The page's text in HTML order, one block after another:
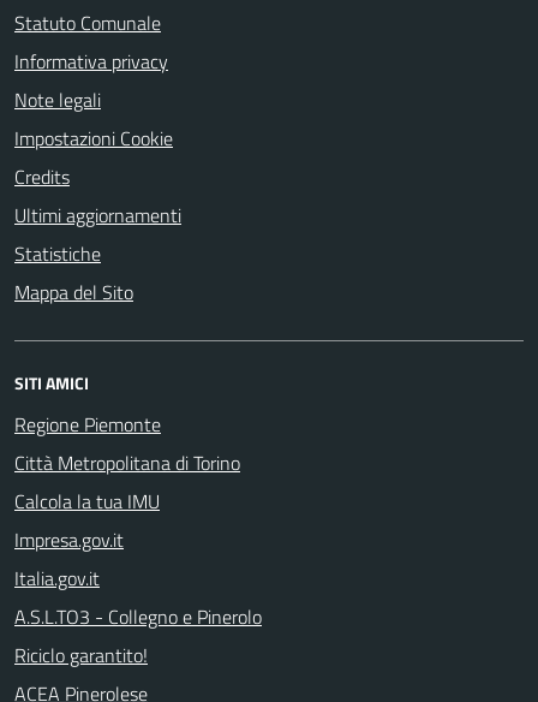
Statuto Comunale
Informativa privacy
Note legali
Impostazioni Cookie
Credits
Ultimi aggiornamenti
Statistiche
Mappa del Sito
SITI AMICI
Regione Piemonte
Città Metropolitana di Torino
Calcola la tua IMU
Impresa.gov.it
Italia.gov.it
A.S.L.TO3 - Collegno e Pinerolo
Riciclo garantito!
ACEA Pinerolese